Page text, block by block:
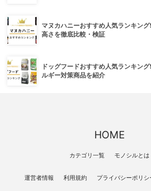
マヌカハニーおすすめ人気ランキン
高さを徹底比較・検証
ドッグフードおすすめ人気ランキン
ルギー対策商品を紹介
HOME
カテゴリ一覧 モノシルとは
運営者情報 利用規約 プライバシーポリシ